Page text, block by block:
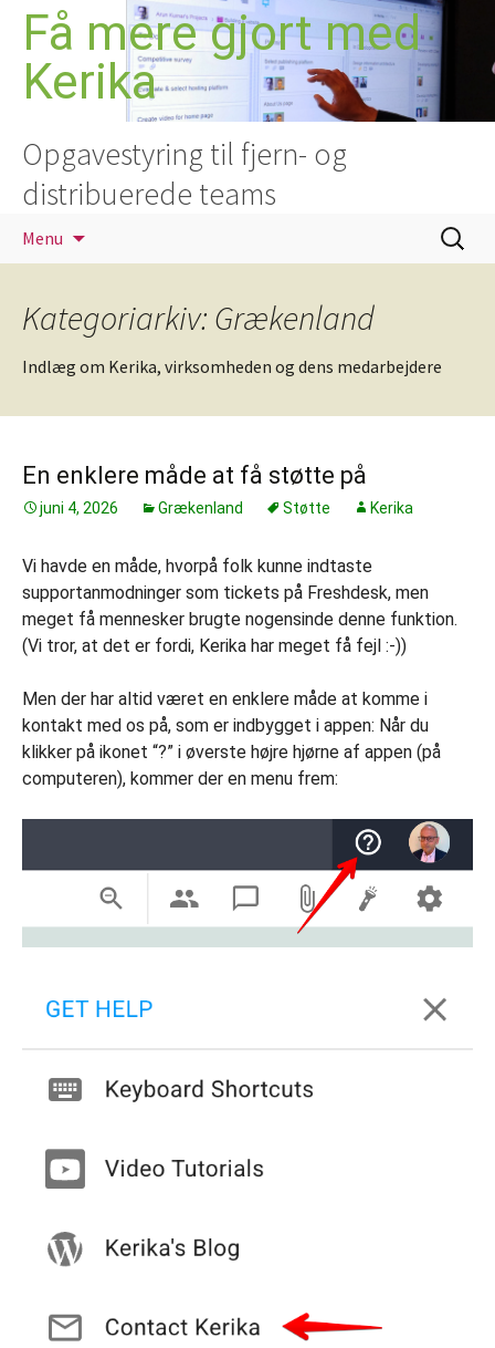
Hop
indhold
Få mere gjort med
Kerika
Opgavestyring til fjern- og
distribuerede teams
Menu
Søg
efter:
Kategoriarkiv: Grækenland
Indlæg om Kerika, virksomheden og dens medarbejdere
En enklere måde at få støtte på
juni 4, 2026 Grækenland Støtte Kerika
Vi havde en måde, hvorpå folk kunne indtaste
supportanmodninger som tickets på Freshdesk, men
meget få mennesker brugte nogensinde denne funktion.
(Vi tror, at det er fordi, Kerika har meget få fejl :-))
Men der har altid været en enklere måde at komme i
kontakt med os på, som er indbygget i appen: Når du
klikker på ikonet “?” i øverste højre hjørne af appen (på
computeren), kommer der en menu frem: